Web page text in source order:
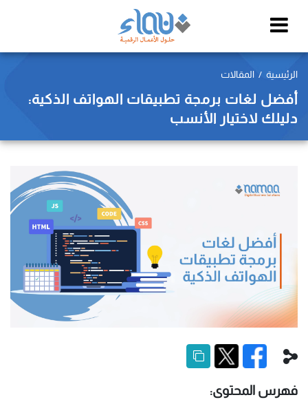
الرئيسية المقالات
أفضل لغات برمجة تطبيقات الهواتف الذكية:
دليلك لاختيار الأنسب
فهرس المحتوى: